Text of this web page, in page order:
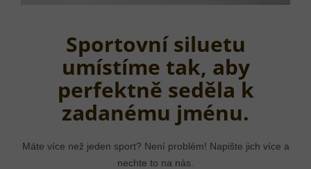
Sportovní siluetu
umístíme tak, aby
perfektně seděla k
zadanému jménu.
Máte více než jeden sport? Není problém! Napište jich více a
nechte to na nás.